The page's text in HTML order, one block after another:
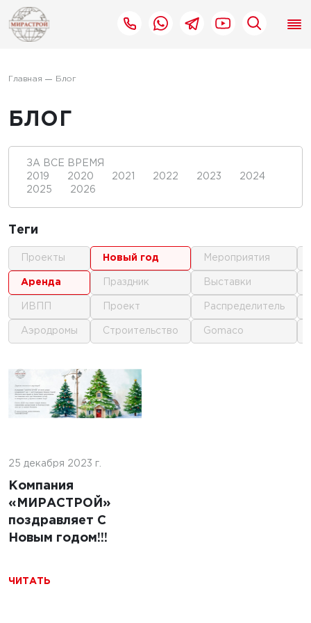
Главная Блог
БЛОГ
25 декабря 2023 г.
Компания
«МИРАСТРОЙ»
поздравляет С
Новым годом!!!
ЧИТАТЬ
г.
бетонных дорог в
Казахстане
ЗА ВСЕ ВРЕМЯ
2019
2020 2021 2022 2023
2024
2025
2026
Теги
проекты
аренда
ИВПП
аэродромы
новый год
праздник
проект
строительство
мероприятия
выставки
распределитель
gomaco